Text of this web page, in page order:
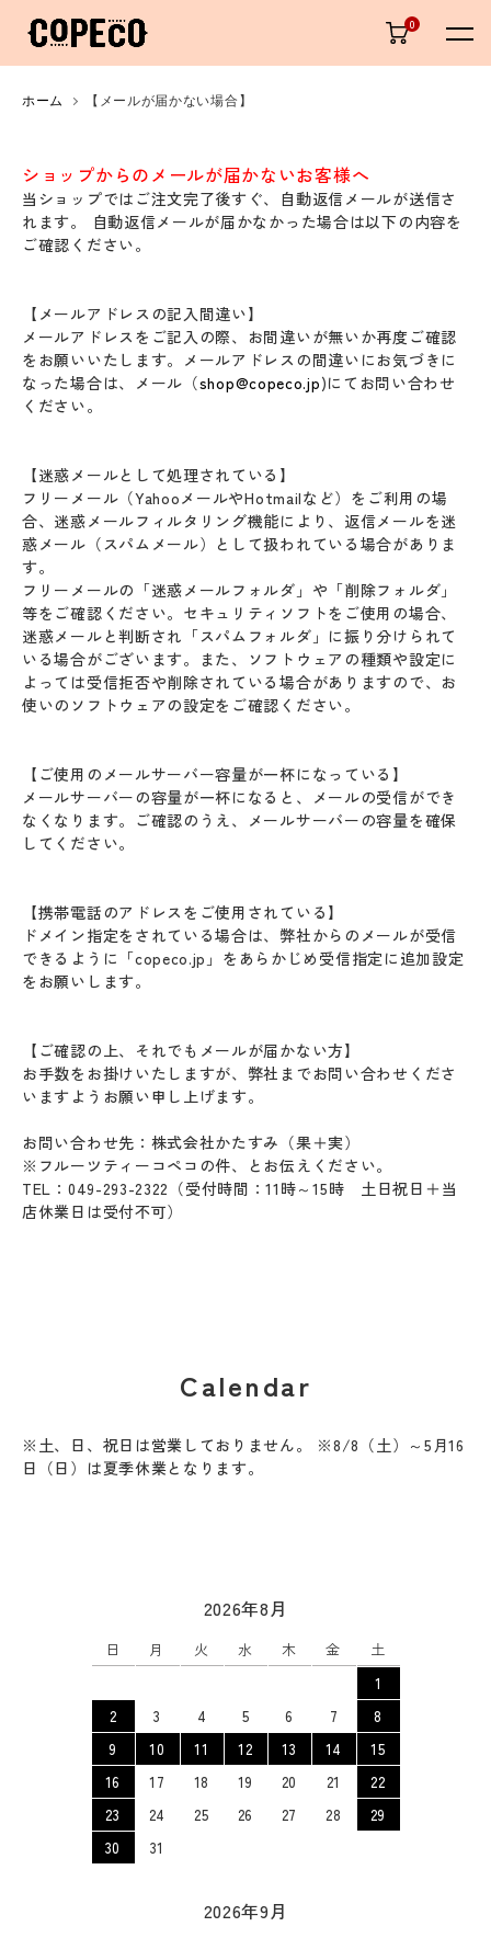
0
ホーム 【メールが届かない場合】
ショップからのメールが届かないお客様へ
当ショップではご注文完了後すぐ、自動返信メールが送信さ
れます。 自動返信メールが届かなかった場合は以下の内容を
ご確認ください。
【メールアドレスの記入間違い】
メールアドレスをご記入の際、お間違いが無いか再度ご確認
をお願いいたします。メールアドレスの間違いにお気づきに
なった場合は、メール（shop@copeco.jp)にてお問い合わせ
ください。
【迷惑メールとして処理されている】
フリーメール（YahooメールやHotmailなど）をご利用の場
合、迷惑メールフィルタリング機能により、返信メールを迷
惑メール（スパムメール）として扱われている場合がありま
す。
フリーメールの「迷惑メールフォルダ」や「削除フォルダ」
等をご確認ください。セキュリティソフトをご使用の場合、
迷惑メールと判断され「スパムフォルダ」に振り分けられて
いる場合がございます。また、ソフトウェアの種類や設定に
よっては受信拒否や削除されている場合がありますので、お
使いのソフトウェアの設定をご確認ください。
【ご使用のメールサーバー容量が一杯になっている】
メールサーバーの容量が一杯になると、メールの受信ができ
なくなります。ご確認のうえ、メールサーバーの容量を確保
してください。
【携帯電話のアドレスをご使用されている】
ドメイン指定をされている場合は、弊社からのメールが受信
できるように「copeco.jp」をあらかじめ受信指定に追加設定
をお願いします。
【ご確認の上、それでもメールが届かない方】
お手数をお掛けいたしますが、弊社までお問い合わせくださ
いますようお願い申し上げます。
お問い合わせ先：株式会社かたすみ（果＋実）
※フルーツティーコペコの件、とお伝えください。
TEL：049-293-2322（受付時間：11時～15時 土日祝日＋当
店休業日は受付不可）
Calendar
※土、日、祝日は営業しておりません。 ※8/8（土）～5月16
日（日）は夏季休業となります。
2026年8月
日 月 火 水 木 金
土
1
2
3 4 5 6 7
8
9
10 11 12 13 14
15
16
17 18 19 20 21
22
23
24 25 26 27 28
29
30
31
2026年9月